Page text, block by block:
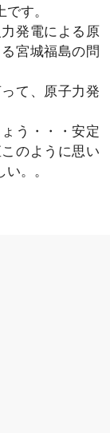
す。
発電による原
宮城福島の問
て、原子力発
う・・・安定
のように思い
。。